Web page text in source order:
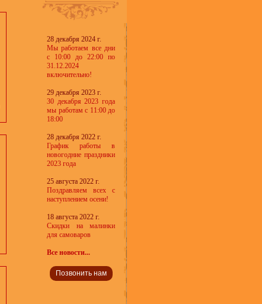
28 декабря 2024 г.
Мы работаем все дни
с 10:00 до 22:00 по
31.12.2024
включительно!
29 декабря 2023 г.
30 декабря 2023 года
мы работам с 11:00 до
18:00
28 декабря 2022 г.
График работы в
новогодние праздники
2023 года
25 августа 2022 г.
Поздравляем всех с
наступлением осени!
18 августа 2022 г.
Скидки на малинки
для самоваров
Все новости...
Позвонить нам